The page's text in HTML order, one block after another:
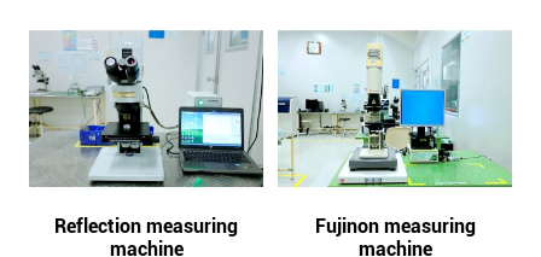
Reflection measuring
machine
Fujinon measuring
machine